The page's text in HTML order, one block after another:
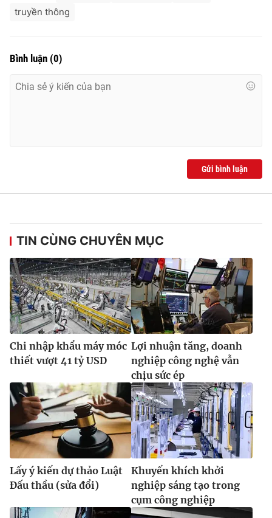
truyền thông
Bình luận (0)
Gửi bình luận
TIN CÙNG CHUYÊN MỤC
Chi nhập khẩu máy móc
thiết vượt 41 tỷ USD
Lợi nhuận tăng, doanh
nghiệp công nghệ vẫn
chịu sức ép
Lấy ý kiến dự thảo Luật
Đấu thầu (sửa đổi)
Khuyến khích khởi
nghiệp sáng tạo trong
cụm công nghiệp